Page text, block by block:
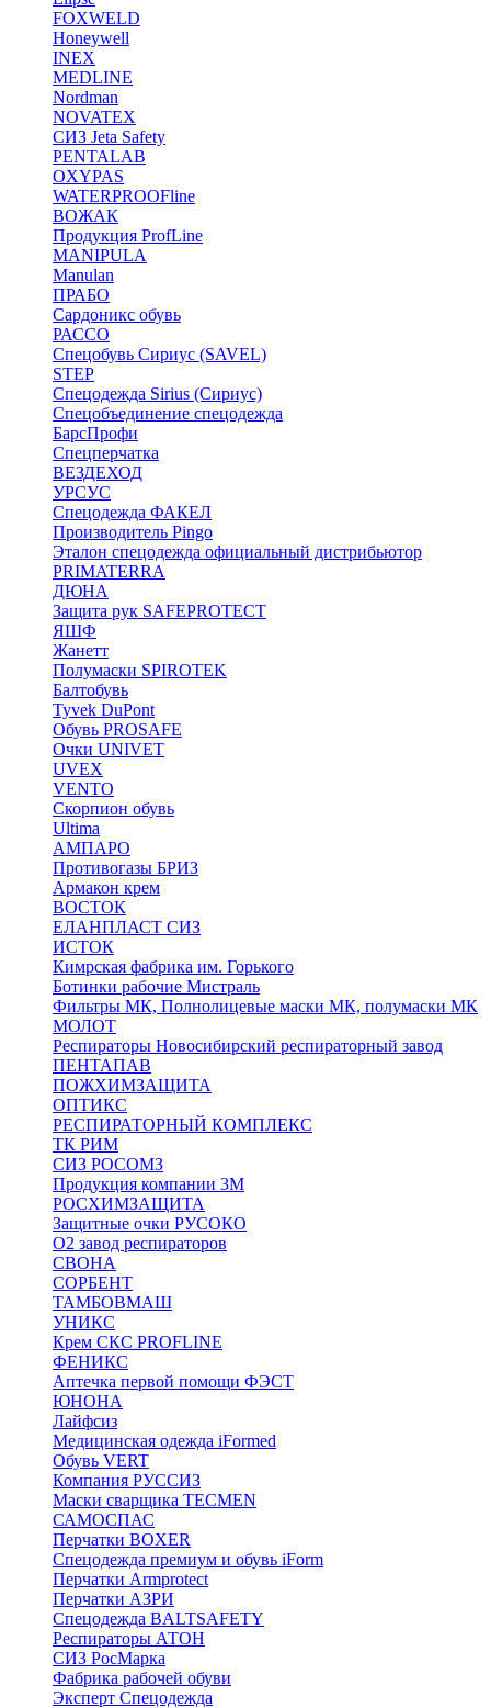
FOXWELD
Honeywell
INEX
MEDLINE
Nordman
NOVATEX
СИЗ Jeta Safety
PENTALAB
OXYPAS
WATERPROOFline
ВОЖАК
Продукция ProfLine
MANIPULA
Manulan
ПРАБО
Сардоникс обувь
РАССО
Спецобувь Сириус (SAVEL)
STEP
Спецодежда Sirius (Сириус)
Спецобъединение спецодежда
БарсПрофи
Спецперчатка
ВЕЗДЕХОД
УРСУС
Спецодежда ФАКЕЛ
Производитель Pingo
Эталон спецодежда официальный дистрибьютор
PRIMATERRA
ДЮНА
Защита рук SAFEPROTECT
ЯШФ
Жанетт
Полумаски SPIROTEK
Балтобувь
Tyvek DuPont
Обувь PROSAFE
Очки UNIVET
UVEX
VENTO
Скорпион обувь
Ultima
АМПАРО
Противогазы БРИЗ
Армакон крем
ВОСТОК
ЕЛАНПЛАСТ СИЗ
ИСТОК
Кимрская фабрика им. Горького
Ботинки рабочие Мистраль
Фильтры МК, Полнолицевые маски МК, полумаски МК
МОЛОТ
Респираторы Новосибирский респираторный завод
ПЕНТАПАВ
ПОЖХИМЗАЩИТА
ОПТИКС
РЕСПИРАТОРНЫЙ КОМПЛЕКС
ТК РИМ
СИЗ РОСОМЗ
Продукция компании 3M
РОСХИМЗАЩИТА
Защитные очки РУСОКО
О2 завод респираторов
СВОНА
СОРБЕНТ
ТАМБОВМАШ
УНИКС
Крем СКС PROFLINE
ФЕНИКС
Аптечка первой помощи ФЭСТ
ЮНОНА
Лайфсиз
Медицинская одежда iFormed
Обувь VERT
Компания РУССИЗ
Маски сварщика TECMEN
САМОСПАС
Перчатки BOXER
Спецодежда премиум и обувь iForm
Перчатки Armprotect
Перчатки АЗРИ
Спецодежда BALTSAFETY
Респираторы АТОН
СИЗ РосМарка
Фабрика рабочей обуви
Эксперт Спецодежда